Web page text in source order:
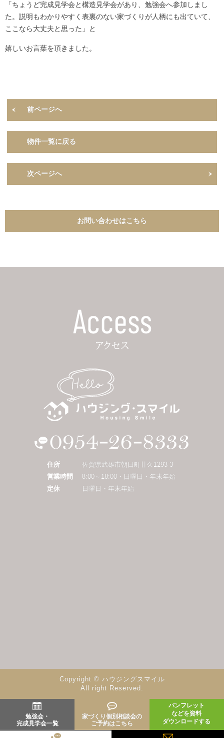
「ちょうど完成見学会と構造見学会があり、勉強会へ参加しまし
た。説明もわかりやすく表裏のない家づくりが人柄にも出ていて、
ここなら大丈夫と思った」と
嬉しいお言葉を頂きました。
前ページへ
物件一覧に戻る
次ページへ
お問い合わせはこちら
住所
佐賀県武雄市朝日町甘久1293-3
営業時間
8:00～18:00・日曜日・年末年始
定休
日曜日・年末年始
Copyright © ハウジングスマイル
All right Reserved.
勉強会・
完成見学会一覧
家づくり個別相談会の
ご予約はこちら
パンフレット
などを資料
ダウンロードする